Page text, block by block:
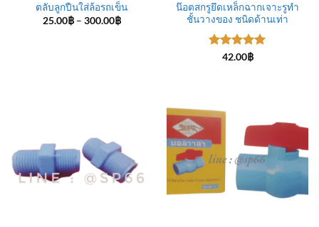
ตลับลูกปืนใส่ล้อรถเข็น
25.00฿ – 300.00฿Price
น๊อตสกรูยึดเหล็กฉากเจาะรูทำ
ชั้นวางของ ชนิดด้านเท่า
ให้คะแนน
42.00฿